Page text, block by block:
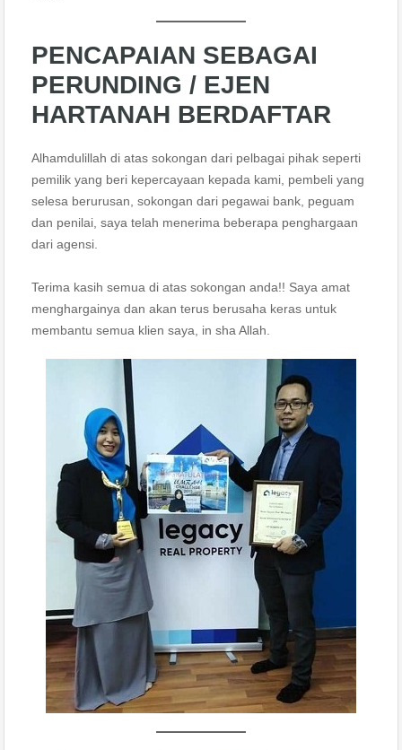
PENCAPAIAN SEBAGAI
PERUNDING / EJEN
HARTANAH BERDAFTAR
Alhamdulillah di atas sokongan dari pelbagai pihak seperti
pemilik yang beri kepercayaan kepada kami, pembeli yang
selesa berurusan, sokongan dari pegawai bank, peguam
dan penilai, saya telah menerima beberapa penghargaan
dari agensi.
Terima kasih semua di atas sokongan anda!! Saya amat
menghargainya dan akan terus berusaha keras untuk
membantu semua klien saya, in sha Allah.